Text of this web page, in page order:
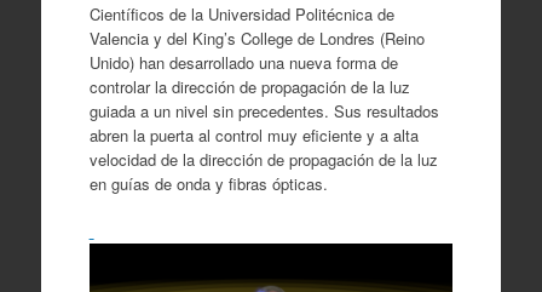
Científicos de la Universidad Politécnica de
Valencia y del King’s College de Londres (Reino
Unido) han desarrollado una nueva forma de
controlar la dirección de propagación de la luz
guiada a un nivel sin precedentes. Sus resultados
abren la puerta al control muy eficiente y a alta
velocidad de la dirección de propagación de la luz
en guías de onda y fibras ópticas.